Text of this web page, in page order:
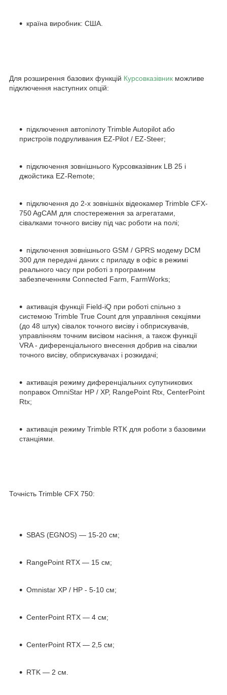
країна виробник: США.
Для розширення базових функцій Курсовказівник можливе
підключення наступних опцій:
підключення автопілоту Trimble Autopilot або
пристроїв подруливания EZ-Pilot / EZ-Steer;
підключення зовнішнього Курсовказівник LB 25 і
джойстика EZ-Remote;
підключення до 2-х зовнішніх відеокамер Trimble CFX-
750 AgCAM для спостереження за агрегатами,
сівалками точного висіву під час роботи на полі;
підключення зовнішнього GSM / GPRS модему DCM
300 для передачі даних c приладу в офіс в режимі
реального часу при роботі з програмним
забезпеченням Connected Farm, FarmWorks;
активація функції Field-iQ при роботі спільно з
системою Trimble True Count для управління секціями
(до 48 штук) сівалок точного висіву і обприскувачів,
управлінням точним висівом насіння, а також функції
VRA - диференціального внесення добрив на сівалки
точного висіву, обприскувачах і розкидачі;
активація режиму диференціальних супутникових
поправок OmniStar HP / XP, RangePoint Rtx, CenterPoint
Rtx;
активація режиму Trimble RTK для роботи з базовими
станціями.
Точність Trimble CFX 750:
SBAS (EGNOS) — 15-20 см;
RangePoint RTX — 15 см;
Omnistar XP / HP - 5-10 см;
CenterPoint RTX — 4 см;
CenterPoint RTX — 2,5 см;
RTK — 2 см.